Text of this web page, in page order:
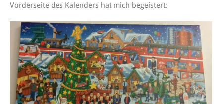
Vorderseite des Kalenders hat mich begeistert: